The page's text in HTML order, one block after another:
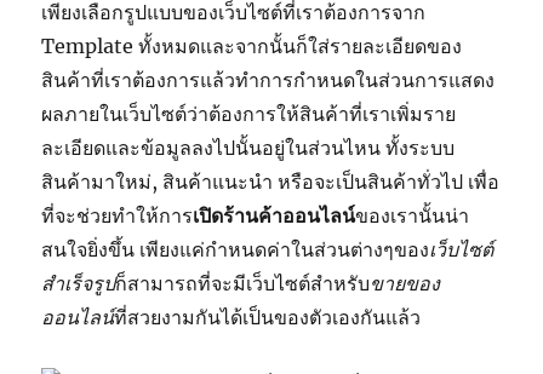
เพียงเลือกรูปแบบของเว็บไซต์ที่เราต้องการจาก
Template ทั้งหมดและจากนั้นก็ใส่รายละเอียดของ
สินค้าที่เราต้องการแล้วทำการกำหนดในส่วนการแสดง
ผลภายในเว็บไซต์ว่าต้องการให้สินค้าที่เราเพิ่มราย
ละเอียดและข้อมูลลงไปนั้นอยู่ในส่วนไหน ทั้งระบบ
สินค้ามาใหม่, สินค้าแนะนำ หรือจะเป็นสินค้าทั่วไป เพื่อ
ที่จะช่วยทำให้การเปิดร้านค้าออนไลน์ของเรานั้นน่า
สนใจยิ่งขึ้น เพียงแค่กำหนดค่าในส่วนต่างๆของเว็บไซต์
สำเร็จรูปก็สามารถที่จะมีเว็บไซต์สำหรับขายของ
ออนไลน์ที่สวยงามกันได้เป็นของตัวเองกันแล้ว